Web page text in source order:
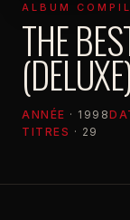
ALBUM
THE
ANNÉE · 1998
TITRES · 29